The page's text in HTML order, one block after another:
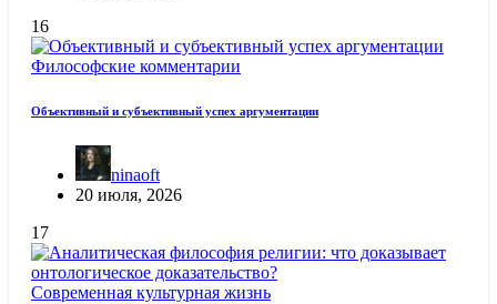
16
Философские комментарии
Объективный и субъективный успех аргументации
ninaoft
20 июля, 2026
17
Современная культурная жизнь